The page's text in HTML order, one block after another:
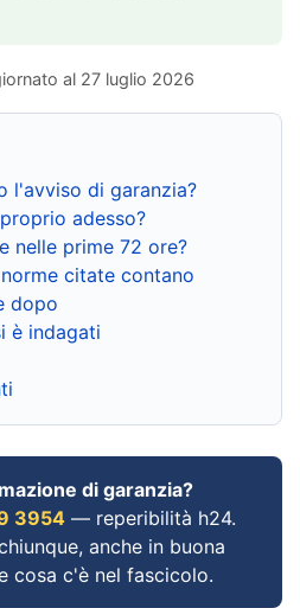
al 27 luglio 2026
l'avviso di garanzia?
adesso?
nelle prime 72 ore?
citate contano
dopo
è indagati
di garanzia?
3954 — reperibilità h24.
anche in buona
cosa c'è nel fascicolo.